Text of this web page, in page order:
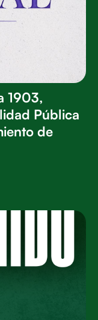
1903,
Pública
de